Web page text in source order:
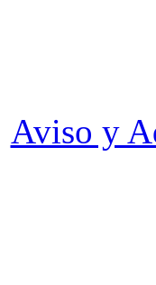
Aviso y